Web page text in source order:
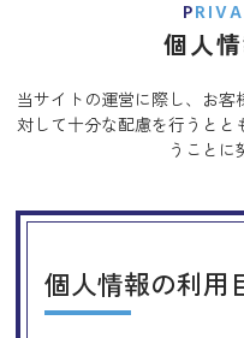
個人
当サイトの運営に際し、お
対して十分な配慮を行うとと
うことに
個人情報の利用